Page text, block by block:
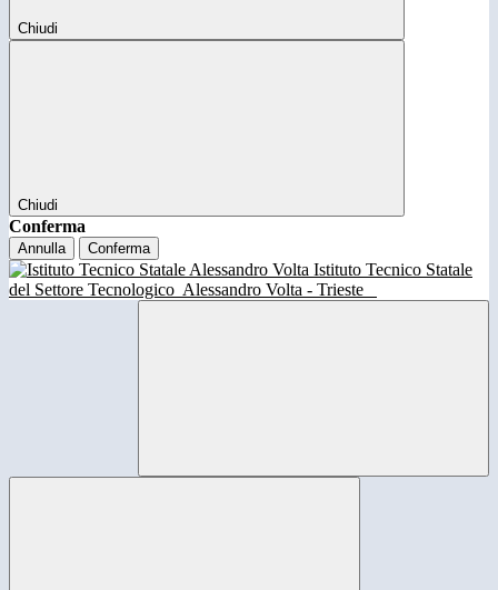
Chiudi
Chiudi
Conferma
Annulla Conferma
Istituto Tecnico Statale
del Settore Tecnologico Alessandro Volta - Trieste